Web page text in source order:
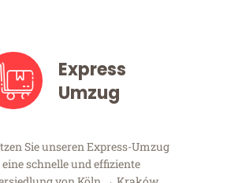
Express
Umzug
Sie unseren Express-Umzug
schnelle und effiziente